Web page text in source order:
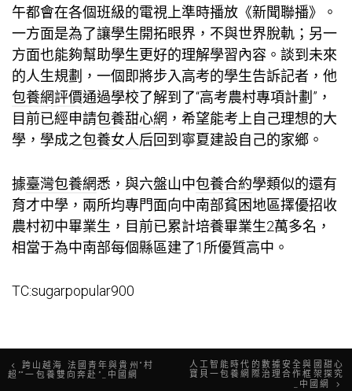
午都會在各個班級的電視上準時播放《新聞聯播》。
一方面是為了讓學生開拓眼界，不與世界脫軌；另一
方面也能夠幫助學生更好的理解學習內容。談到未來
的人生規劃，一個即將步入高考的學生告訴記者，他
包養網評價通過學校了解到了“高考農村專項計劃”，
目前已經申請包養甜心網 ，希望能考上自己理想的大
學，學成之包養女人后回到寧夏建設自己的家鄉。
據臺灣包養網悉，與六盤山中包養合約學類似的還有
育才中學，兩所均專門面向中南部貧困地區擇優招收
農村初中畢業生，目前已累計培養畢業生2萬多名，
相當于為中南部每個縣區建了1所優質高中。
TC:sugarpopular900
文跨山越海 法國青年與貴州“村
超”“一包養雙向奔赴”_中國網
人工智能時代的數據安全與國甜心
寶貝一包養網際治理合作框架探究
_中國網